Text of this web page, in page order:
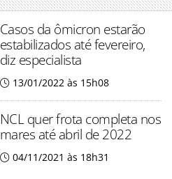
Casos da ômicron estarão
estabilizados até fevereiro,
diz especialista
13/01/2022 às 15h08
NCL quer frota completa nos
mares até abril de 2022
04/11/2021 às 18h31